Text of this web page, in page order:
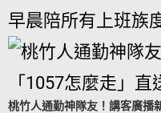
早晨陪所有上班族
桃竹人通勤神隊友！講客廣播